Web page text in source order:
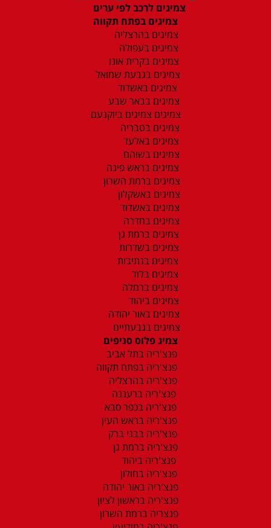
צמיגים לרכב לפי ערים
צמיגים בפתח תקווה
צמיגים בהרצליה
צמיגים בעפולה
צמיגים בקרית אונו
צמיגים בגבעת שמואל
צמיגים באשדוד
צמיגים בבאר שבע
צמיגים צמיגים ביוקנעם
צמיגים בטבריה
צמיגים באלעד
צמיגים בשוהם
צמיגים בראש פינה
צמיגים ברמת השרון
צמיגים באשקלון
צמיגים באשדוד
צמיגים בחדרה
צמיגים ברמת גן
צמיגים בשדרות
צמיגים בנתיבות
צמיגים בלוד
צמיגים ברמלה
צמיגים ביהוד
צמיגים באור יהודה
צמיגים בגבעתיים
צמיג פלוס סניפים
פנצ'ריה בתל אביב
פנצ'ריה בפתח תקווה
פנצ'ריה בהרצליה
פנצ'ריה ברעננה
פנצ'ריה בכפר סבא
פנצ'ריה בראש העין
פנצ'ריה בבני ברק
פנצ'ריה ברמת גן
פנצ'ריה ביהוד
פנצ'ריה בחולון
פנצ'ריה באור יהודה
פנצ'ריה בראשון לציון
פנצריה ברמת השרון